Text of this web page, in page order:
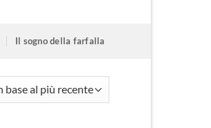
Il sogno della farfalla